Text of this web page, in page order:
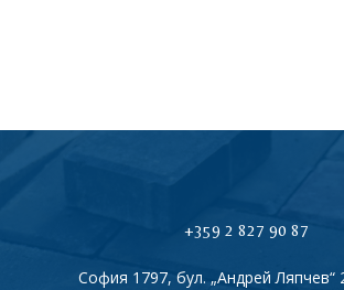
+359 2 827 90 87
София 1797, бул. „Андрей Ляпчев“